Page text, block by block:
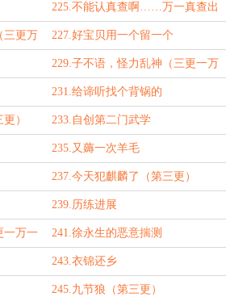
225.不能认真查啊……万一真查出
点什么呢？
三更万 227.好宝贝用一个留一个
229.子不语，怪力乱神（三更一万
字到！）
231.给谛听找个背锅的
） 233.自创第二门武学
235.又薅一次羊毛
237.今天犯麒麟了（第三更）
239.历练进展
一万一 241.徐永生的恶意揣测
243.衣锦还乡
245.九节狼（第三更）